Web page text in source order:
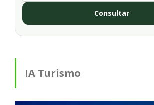
Consultar
IA Turismo